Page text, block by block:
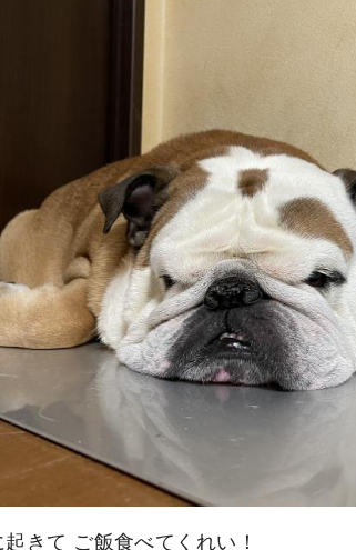
きて ご飯食べてくれい！